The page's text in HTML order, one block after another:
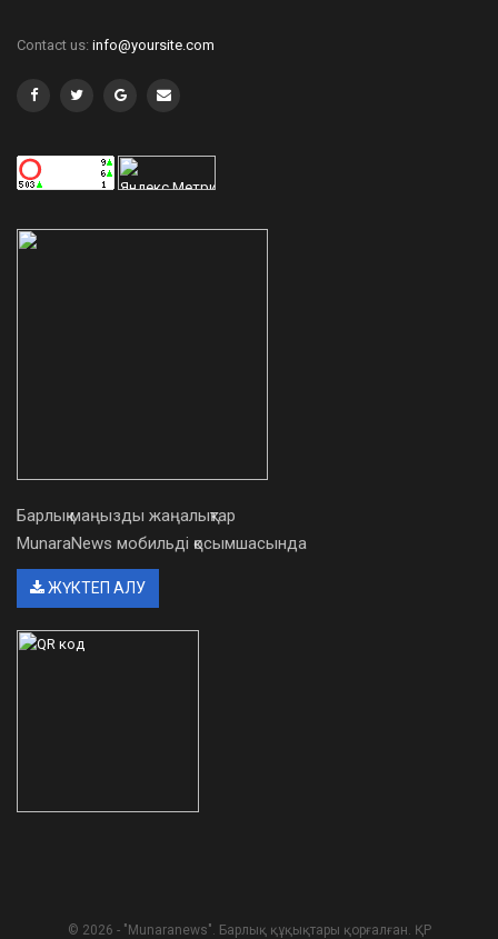
Contact us: info@yoursite.com
Барлық маңызды жаңалықтар
MunaraNews мобильді қосымшасында
ЖҮКТЕП АЛУ
© 2026 - "Munaranews". Барлық құқықтары қорғалған. ҚР